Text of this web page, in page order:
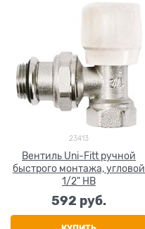
23413
Вентиль Uni-Fitt ручной
быстрого монтажа, угловой
1/2" НВ
592 руб.